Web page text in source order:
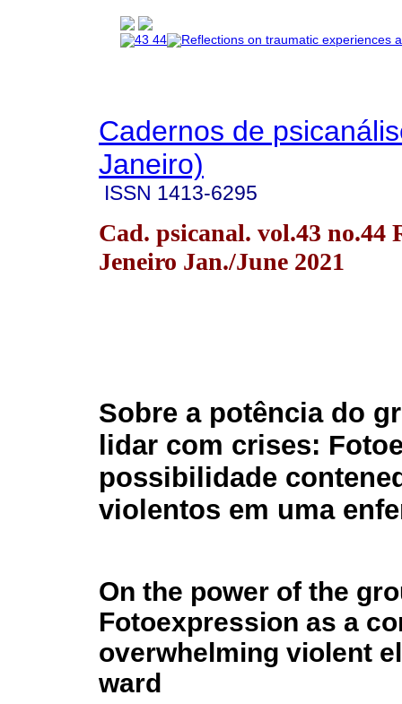
Cadernos de
Janeiro)
ISSN 1413-6295
Cad. psicanal. vol.43 no.44
Jeneiro Jan./June 2021
Sobre a potência do
lidar com crises:
possibilidade
violentos em uma
On the power of the
Fotoexpression as a
overwhelming violent
ward